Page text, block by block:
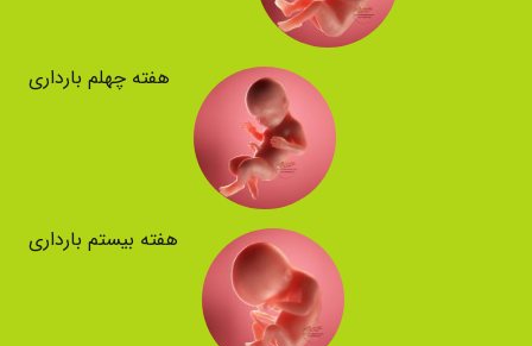
هفته چهلم بارداری
هفته بیستم بارداری